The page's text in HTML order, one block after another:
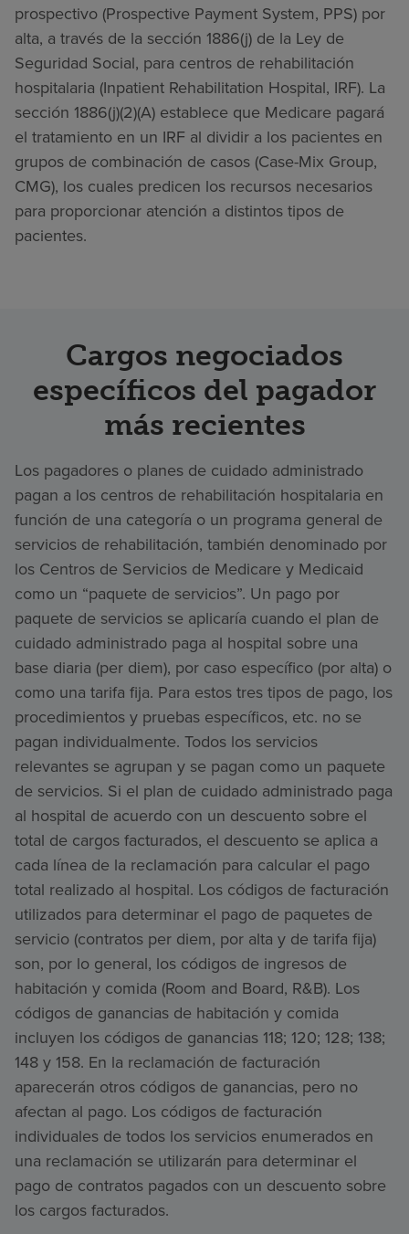
prospectivo (Prospective Payment System, PPS) por
alta, a través de la sección 1886(j) de la Ley de
Seguridad Social, para centros de rehabilitación
hospitalaria (Inpatient Rehabilitation Hospital, IRF). La
sección 1886(j)(2)(A) establece que Medicare pagará
el tratamiento en un IRF al dividir a los pacientes en
grupos de combinación de casos (Case-Mix Group,
CMG), los cuales predicen los recursos necesarios
para proporcionar atención a distintos tipos de
pacientes.
Cargos negociados
específicos del pagador
más recientes
Los pagadores o planes de cuidado administrado
pagan a los centros de rehabilitación hospitalaria en
función de una categoría o un programa general de
servicios de rehabilitación, también denominado por
los Centros de Servicios de Medicare y Medicaid
como un “paquete de servicios”. Un pago por
paquete de servicios se aplicaría cuando el plan de
cuidado administrado paga al hospital sobre una
base diaria (per diem), por caso específico (por alta) o
como una tarifa fija. Para estos tres tipos de pago, los
procedimientos y pruebas específicos, etc. no se
pagan individualmente. Todos los servicios
relevantes se agrupan y se pagan como un paquete
de servicios. Si el plan de cuidado administrado paga
al hospital de acuerdo con un descuento sobre el
total de cargos facturados, el descuento se aplica a
cada línea de la reclamación para calcular el pago
total realizado al hospital. Los códigos de facturación
utilizados para determinar el pago de paquetes de
servicio (contratos per diem, por alta y de tarifa fija)
son, por lo general, los códigos de ingresos de
habitación y comida (Room and Board, R&B). Los
códigos de ganancias de habitación y comida
incluyen los códigos de ganancias 118; 120; 128; 138;
148 y 158. En la reclamación de facturación
aparecerán otros códigos de ganancias, pero no
afectan al pago. Los códigos de facturación
individuales de todos los servicios enumerados en
una reclamación se utilizarán para determinar el
pago de contratos pagados con un descuento sobre
los cargos facturados.